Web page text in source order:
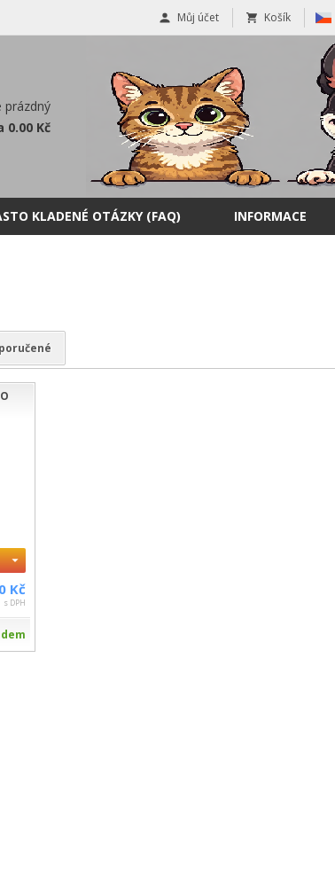
Můj účet Košík
prázdný
0.00 Kč
KLADENÉ OTÁZKY (FAQ) INFORMACE
Kč
s DPH